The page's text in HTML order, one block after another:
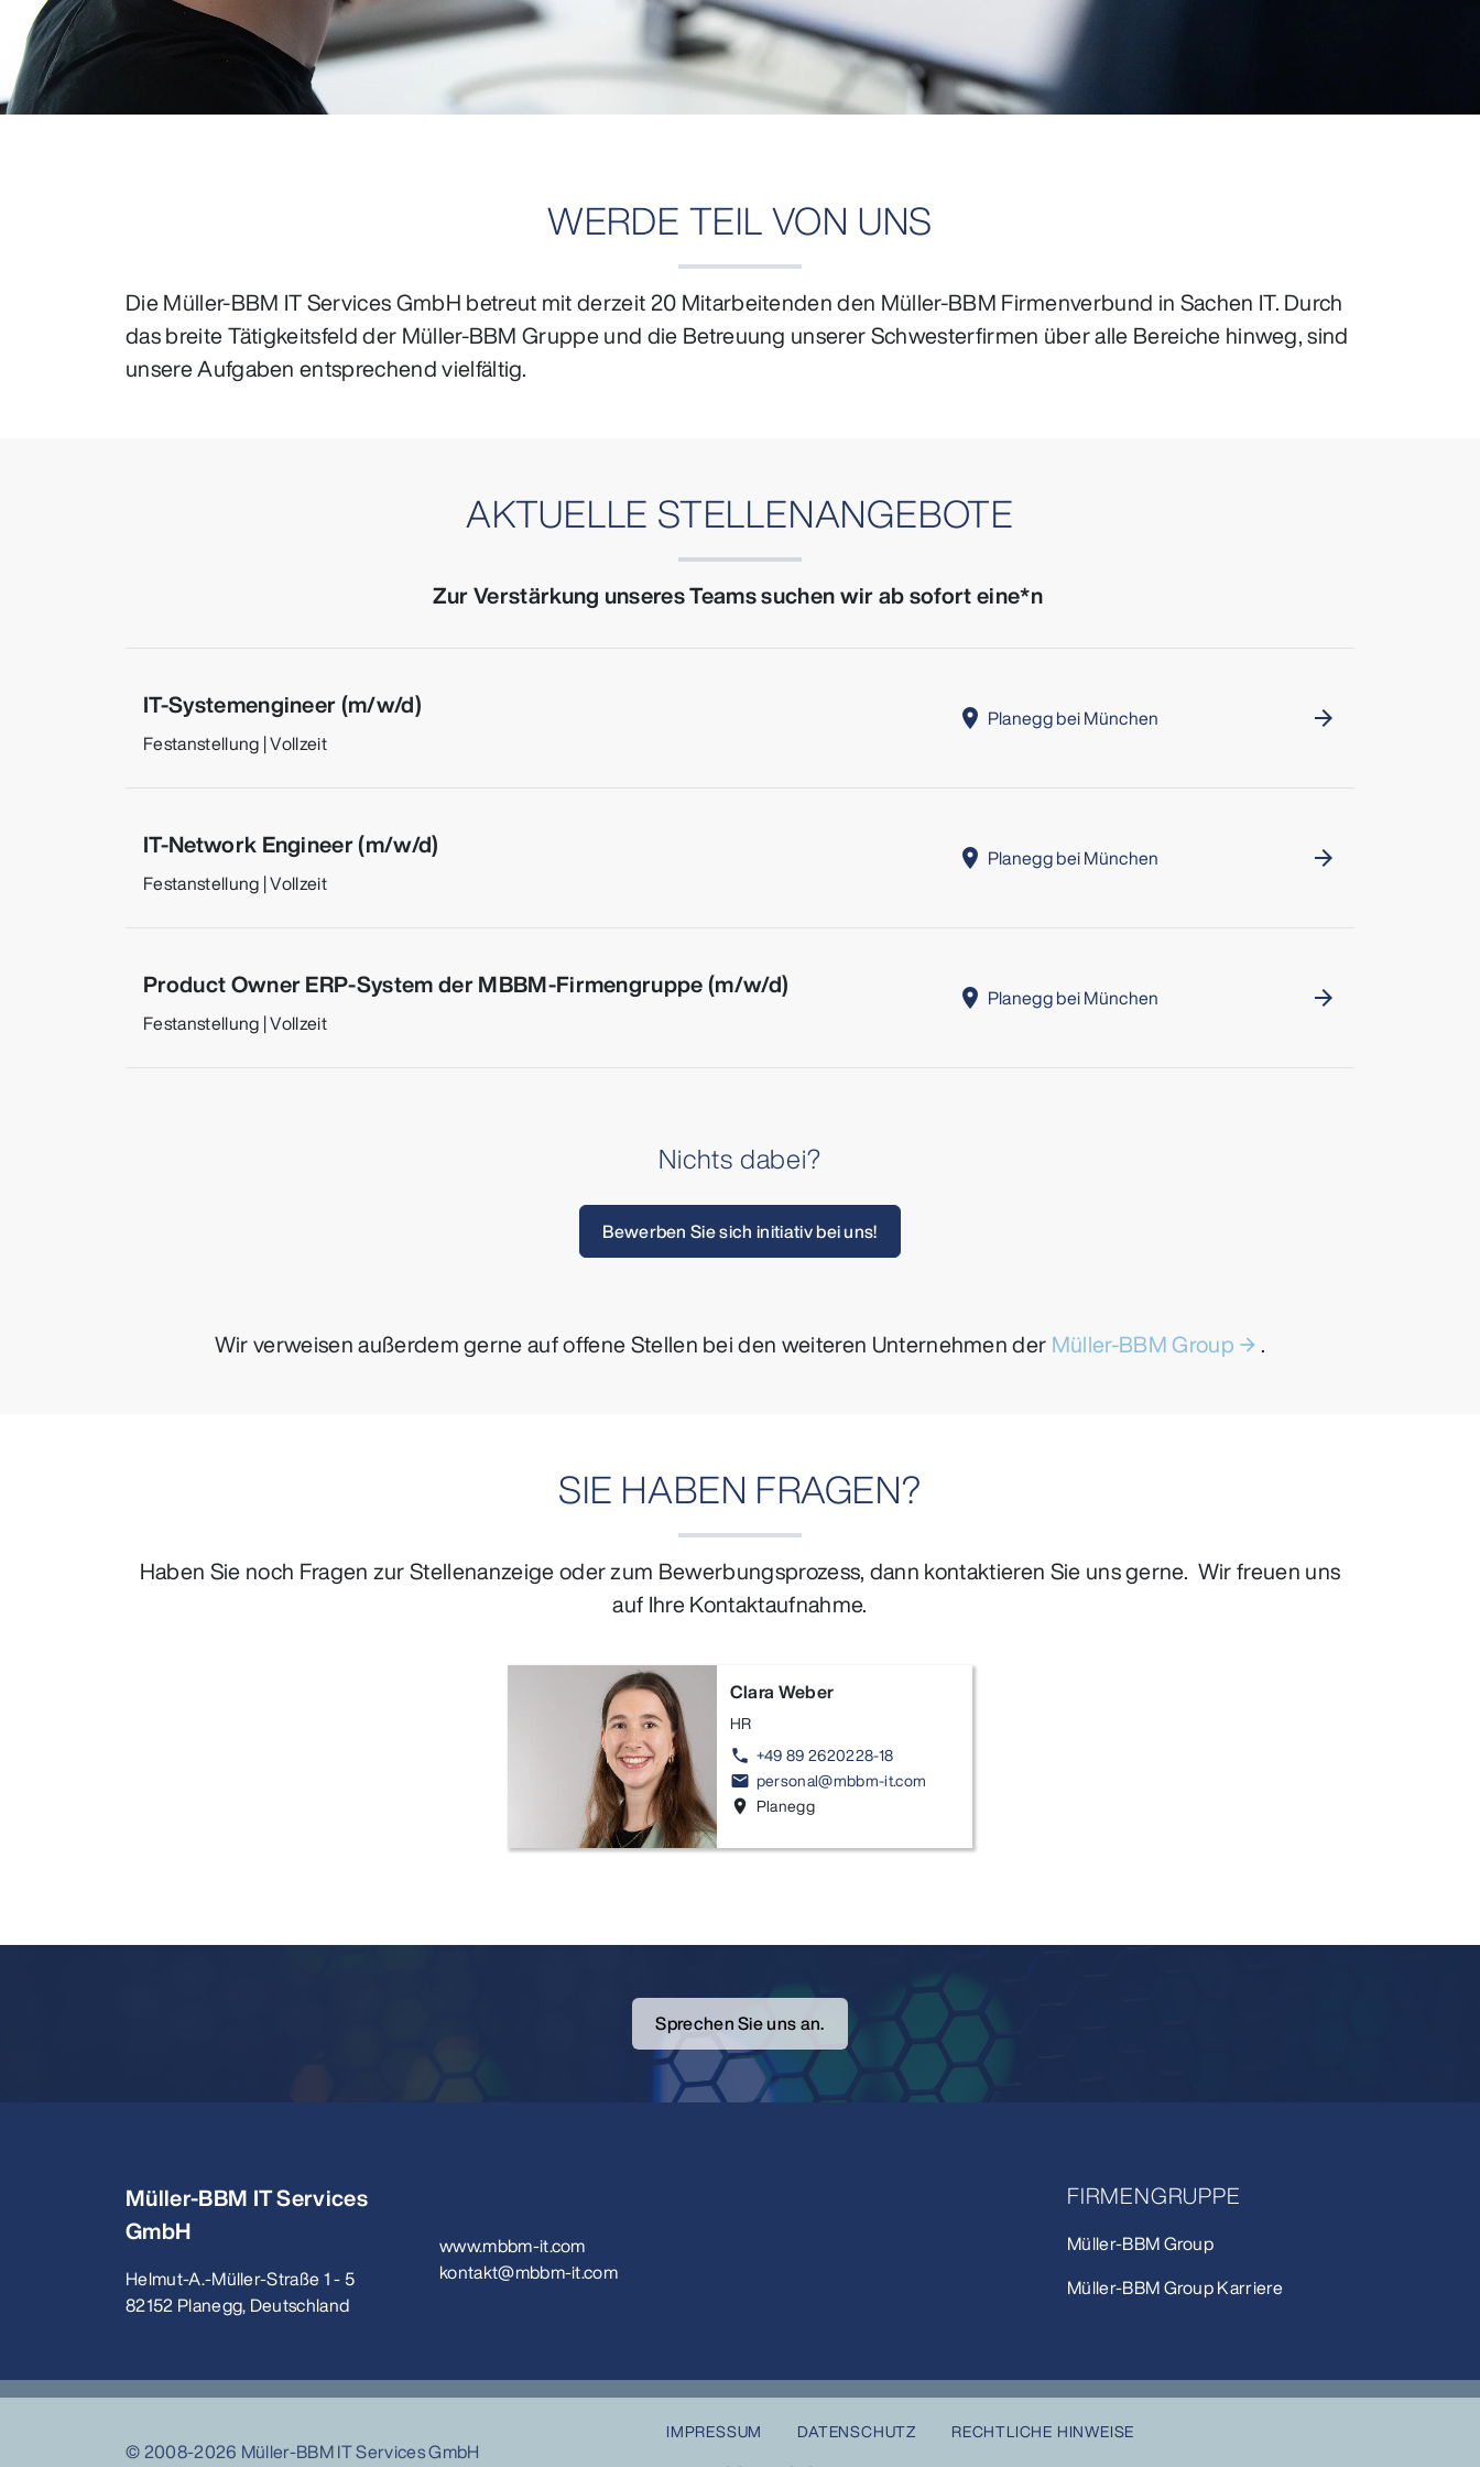
WERDE TEIL VON UNS
Die Müller-BBM IT Services GmbH betreut mit derzeit 20 Mitarbeitenden den Müller-BBM Firmenverbund in Sachen IT. Durch
das breite Tätigkeitsfeld der Müller-BBM Gruppe und die Betreuung unserer Schwesterfirmen über alle Bereiche hinweg, sind
unsere Aufgaben entsprechend vielfältig.
AKTUELLE STELLEN­ANGEBOTE
Zur Verstärkung unseres Teams suchen wir ab sofort eine*n
IT-Systemengineer (m/w/d)
Festanstellung |Vollzeit
location_on Planegg bei München arrow_forward
IT-Network Engineer (m/w/d)
Festanstellung |Vollzeit
location_on Planegg bei München arrow_forward
Product Owner ERP-System der MBBM-Firmengruppe (m/w/d)
Festanstellung |Vollzeit
location_on Planegg bei München arrow_forward
Nichts dabei?
Bewerben Sie sich initiativ bei uns!
Wir verweisen außerdem gerne auf offene Stellen bei den weiteren Unternehmen der Müller-BBM Group .
SIE HABEN FRAGEN?
Haben Sie noch Fragen zur Stellenanzeige oder zum Bewerbungsprozess, dann kontaktieren Sie uns gerne. Wir freuen uns
auf Ihre Kontaktaufnahme.
Clara Weber
HR
phone +49 89 2620228-18
email personal@mbbm-it.com
location_on Planegg
Sprechen Sie uns an.
Müller-BBM IT Services
GmbH
Helmut-A.-Müller-Straße 1 - 5
82152 Planegg, Deutschland
www.mbbm-it.com
kontakt@mbbm-it.com
FIRMENGRUPPE
Müller-BBM Group
Müller-BBM Group Karriere
© 2008-2026 Müller-BBM IT Services GmbH
IMPRESSUM DATENSCHUTZ
RECHTLICHE HINWEISE